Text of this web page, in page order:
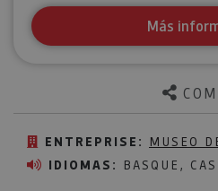
ENTREPRISE: MUSEO
IDIOMAS: BASQUE,
Más